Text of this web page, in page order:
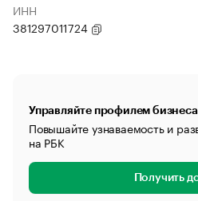
ИНН
381297011724
Управляйте профилем
Повышайте узнаваемость и
на РБК
Получить